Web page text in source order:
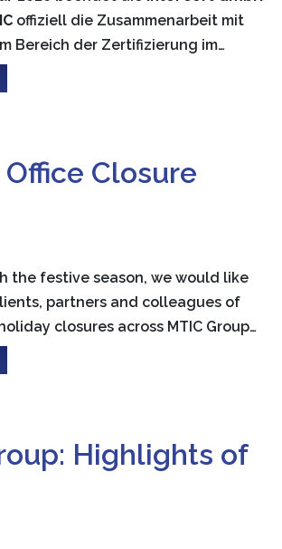
offiziell die Zusammenarbeit mit
Bereich der Zertifizierung im…
Closure
the festive season, we would like
partners and colleagues of
closures across MTIC Group…
Highlights of